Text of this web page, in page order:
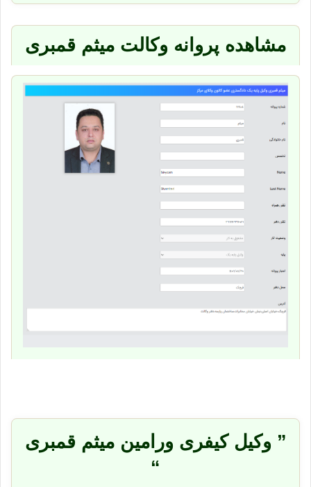
مشاهده پروانه وکالت میثم قمبری
” وکیل کیفری ورامین میثم قمبری
“